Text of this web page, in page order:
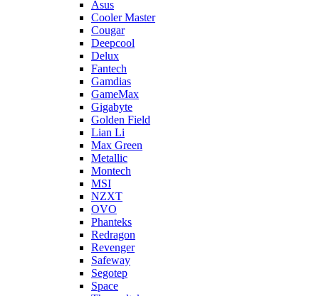
Asus
Cooler Master
Cougar
Deepcool
Delux
Fantech
Gamdias
GameMax
Gigabyte
Golden Field
Lian Li
Max Green
Metallic
Montech
MSI
NZXT
OVO
Phanteks
Redragon
Revenger
Safeway
Segotep
Space